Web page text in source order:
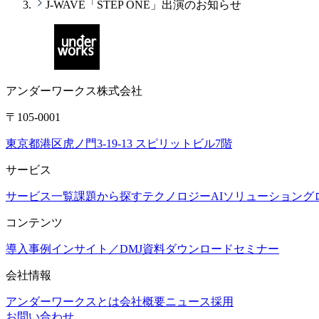
J-WAVE「STEP ONE」出演のお知らせ
アンダーワークス株式会社
〒105-0001
東京都港区虎ノ門3-19-13 スピリットビル7階
サービス
サービス一覧課題から探すテクノロジーAIソリューショング
コンテンツ
導入事例 インサイト／DMJ資料ダウンロードセミナー
会社情報
アンダーワークスとは会社概要ニュース採用
お問い合わせ